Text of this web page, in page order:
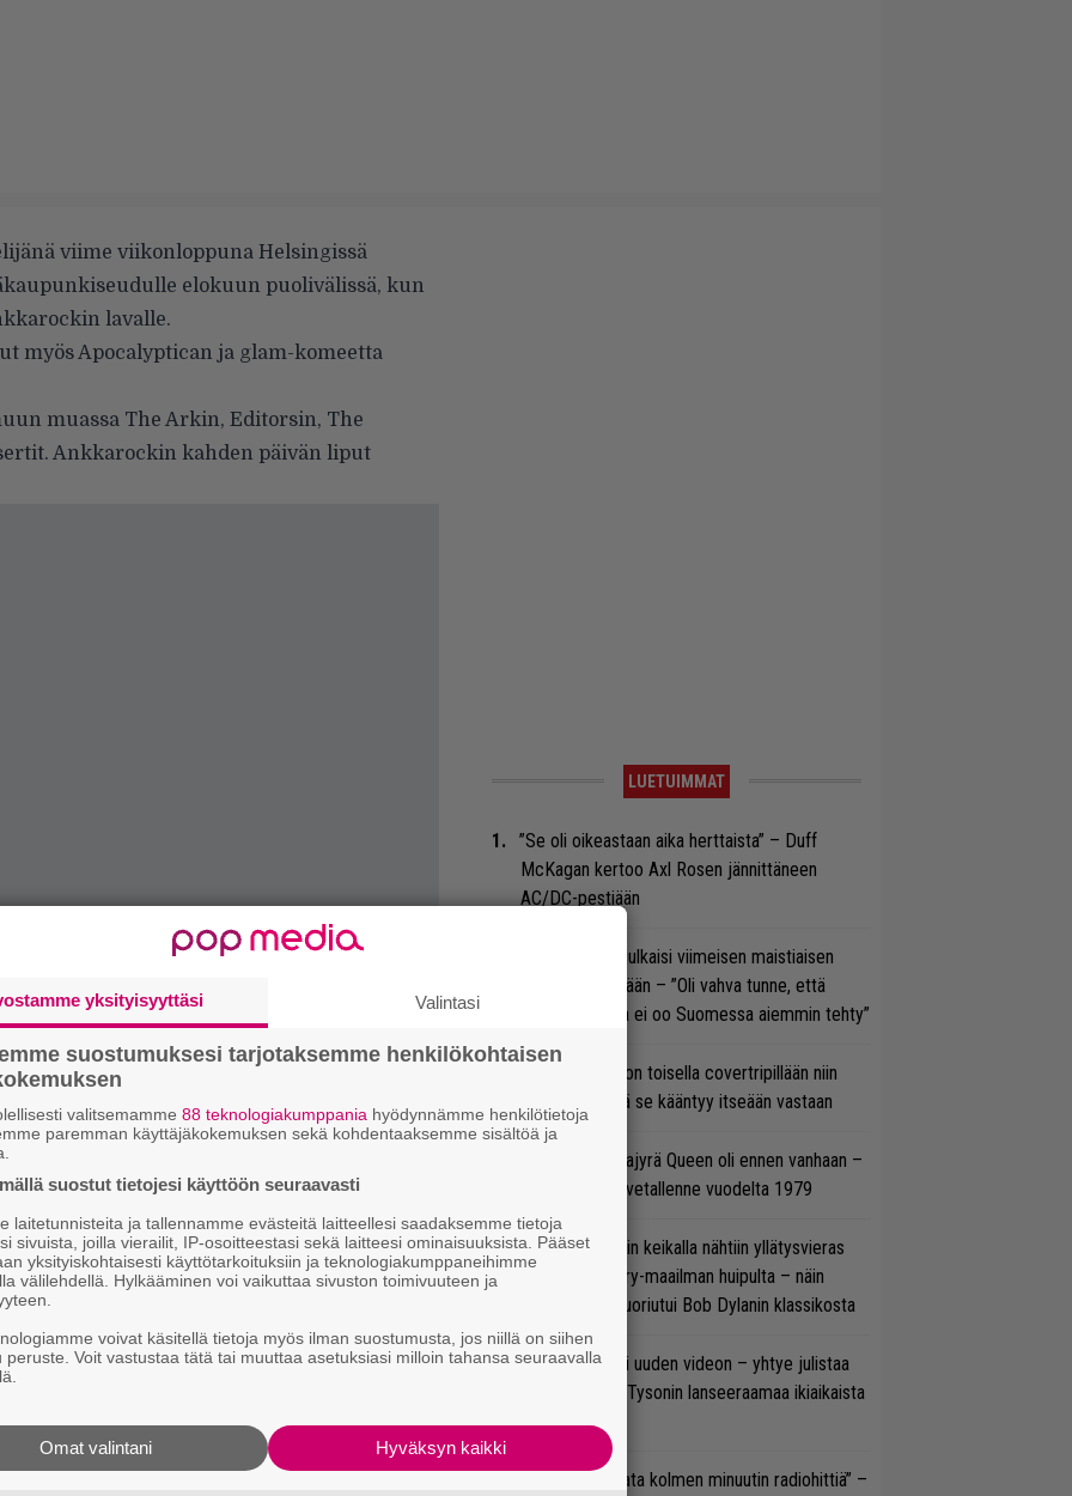
viime viikonloppuna Helsingissä
elokuun puolivälissä, kun
lavalle.
myös Apocalyptican ja glam-komeetta
muassa The Arkin, Editorsin, The
Ankkarockin kahden päivän liput
mistä kahvitauolla puhutaan! Nappaa
suoraan sähköpostiin tästä.
LUETUIMMAT
”Se oli oikeastaan aika herttaista” – Duff
McKagan kertoo Axl Rosen jännittäneen
AC/DC-pestiään
Marko Annala julkaisi viimeisen maistiaisen
soolodebyytiltään – ”Oli vahva tunne, että
tällaista musaa ei oo Suomessa aiemmin tehty”
Arvio: Saimaa on toisella covertripillään niin
suvereeni, että se kääntyy itseään vastaan
Tällainen keikkajyrä Queen oli ennen vanhaan –
katso tulinen livetallenne vuodelta 1979
Guns N’ Rosesin keikalla nähtiin yllätysvieras
suoraan country-maailman huipulta – näin
kokoonpano suoriutui Bob Dylanin klassikosta
Anthrax julkaisi uuden videon – yhtye julistaa
biisillään Mike Tysonin lanseeraamaa ikiaikaista
viisautta
”Tässä ei jahdata kolmen minuutin radiohittiä” –
yksityisyyttäsi Valintasi
suostumuksesi tarjotaksemme henkilökohtaisen
valitsemamme 88 teknologiakumppania hyödynnämme henkilötietoja
paremman käyttäjäkokemuksen sekä kohdentaaksemme sisältöä ja
suostut tietojesi käyttöön seuraavasti
laitetunnisteita ja tallennamme evästeitä laitteellesi saadaksemme tietoja
sivuista, joilla vierailit, IP-osoitteestasi sekä laitteesi ominaisuuksista. Pääset
yksityiskohtaisesti käyttötarkoituksiin ja teknologiakumppaneihimme
välilehdellä. Hylkääminen voi vaikuttaa sivuston toimivuuteen ja
voivat käsitellä tietoja myös ilman suostumusta, jos niillä on siihen
peruste. Voit vastustaa tätä tai muuttaa asetuksiasi milloin tahansa seuraavalla
Hyväksyn kaikki
Omat valintani